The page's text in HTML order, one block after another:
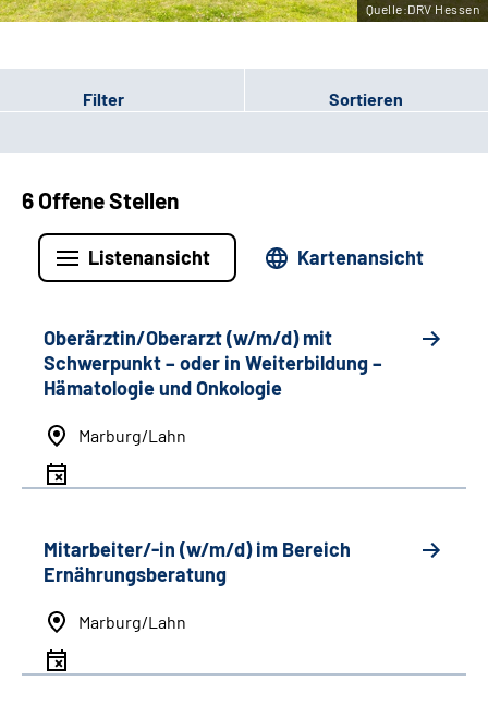
Quelle:DRV Hessen
Filter Sortieren
6 Offene Stellen
Listenansicht Kartenansicht
Oberärztin/Oberarzt (w/m/d) mit
Schwerpunkt– oder in Weiterbildung–
Hämatologie und Onkologie
Marburg/Lahn
Mitarbeiter/-in (w/m/d) im Bereich
Ernährungsberatung
Marburg/Lahn